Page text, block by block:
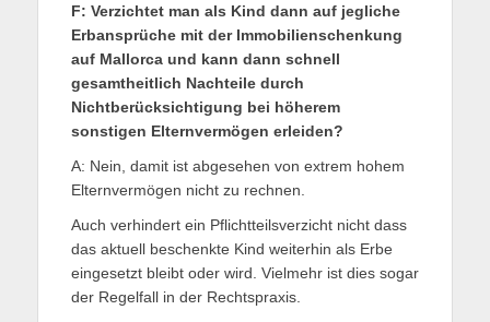
F: Verzichtet man als Kind dann auf jegliche
Erbansprüche mit der Immobilienschenkung
auf Mallorca und kann dann schnell
gesamtheitlich Nachteile durch
Nichtberücksichtigung bei höherem
sonstigen Elternvermögen erleiden?
A: Nein, damit ist abgesehen von extrem hohem
Elternvermögen nicht zu rechnen.
Auch verhindert ein Pflichtteilsverzicht nicht dass
das aktuell beschenkte Kind weiterhin als Erbe
eingesetzt bleibt oder wird. Vielmehr ist dies sogar
der Regelfall in der Rechtspraxis.